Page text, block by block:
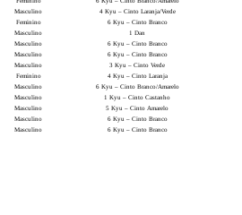
Masculino
4 Kyu – Cinto Laranja/Verde
Feminino
6 Kyu – Cinto Branco
Masculino
1 Dan
Masculino
6 Kyu – Cinto Branco
Masculino
6 Kyu – Cinto Branco
Masculino
3 Kyu – Cinto Verde
Feminino
4 Kyu – Cinto Laranja
Masculino
6 Kyu – Cinto Branco/Amarelo
Masculino
1 Kyu – Cinto Castanho
Masculino
5 Kyu – Cinto Amarelo
Masculino
6 Kyu – Cinto Branco
Masculino 6 Kyu – Cinto Branco